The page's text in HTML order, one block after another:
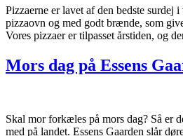
Pizzaerne er lavet af den bedste surdej
pizzaovn og med godt brænde, som
Vores pizzaer er tilpasset årstiden, og
Mors dag på Essens
Skal mor forkæles på mors dag? Så er
med på landet. Essens Gaarden slår